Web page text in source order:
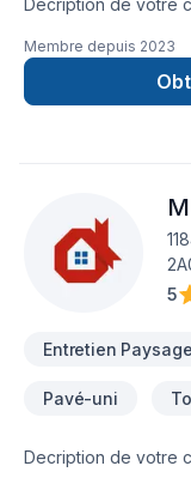
Decription de votre
Membre depuis 2023
5
Entretien
Pavé-uni
Decription de votre